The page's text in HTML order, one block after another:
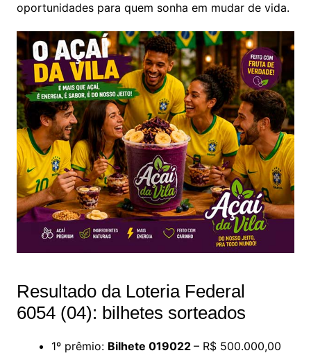
oportunidades para quem sonha em mudar de vida.
Resultado da Loteria Federal
6054 (04): bilhetes sorteados
1º prêmio: Bilhete 019022 – R$ 500.000,00